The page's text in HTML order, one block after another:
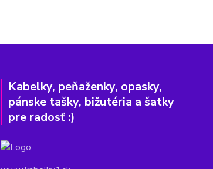
Kabelky, peňaženky, opasky,
pánske tašky, bižutéria a šatky
pre radosť :)